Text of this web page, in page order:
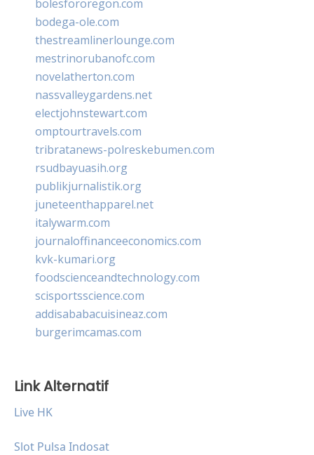
bolesfororegon.com
bodega-ole.com
thestreamlinerlounge.com
mestrinorubanofc.com
novelatherton.com
nassvalleygardens.net
electjohnstewart.com
omptourtravels.com
tribratanews-polreskebumen.com
rsudbayuasih.org
publikjurnalistik.org
juneteenthapparel.net
italywarm.com
journaloffinanceeconomics.com
kvk-kumari.org
foodscienceandtechnology.com
scisportsscience.com
addisababacuisineaz.com
burgerimcamas.com
Link Alternatif
Live HK
Slot Pulsa Indosat